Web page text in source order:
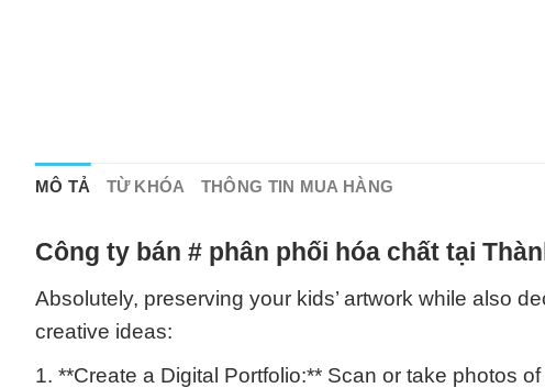
MÔ TẢ TỪ KHÓA THÔNG TIN MUA HÀNG
Công ty bán # phân phối hóa chất tại
Absolutely, preserving your kids’ artwork while also
creative ideas:
1. **Create a Digital Portfolio:** Scan or take photos